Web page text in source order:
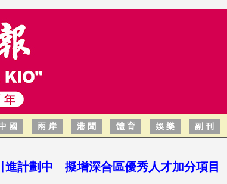
國 兩 岸 港 聞 體 育 娛 樂 副 刊
進計劃中 擬增深合區優秀人才加分項目